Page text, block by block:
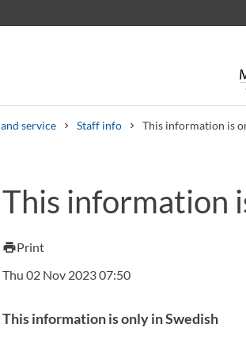
service Staff info This information is
Syllabus Welcome lettersStaffJob
This information
printPrint
Thu 02 Nov 2023 07:50
This information is only in Swedish